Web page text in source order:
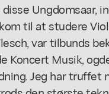
Ungdomsaar,
til at studere
var tilbunds
Koncert Musik,
Jeg har truffet